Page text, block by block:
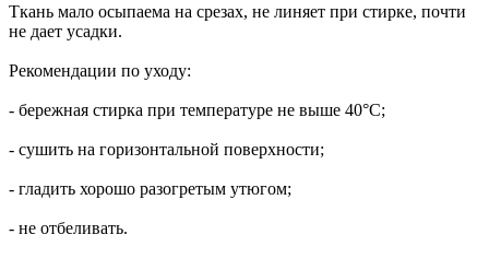
Ткань мало осыпаема на срезах, не линяет при стирке, почти
не дает усадки.
Рекомендации по уходу:
- бережная стирка при температуре не выше 40°С;
- сушить на горизонтальной поверхности;
- гладить хорошо разогретым утюгом;
- не отбеливать.